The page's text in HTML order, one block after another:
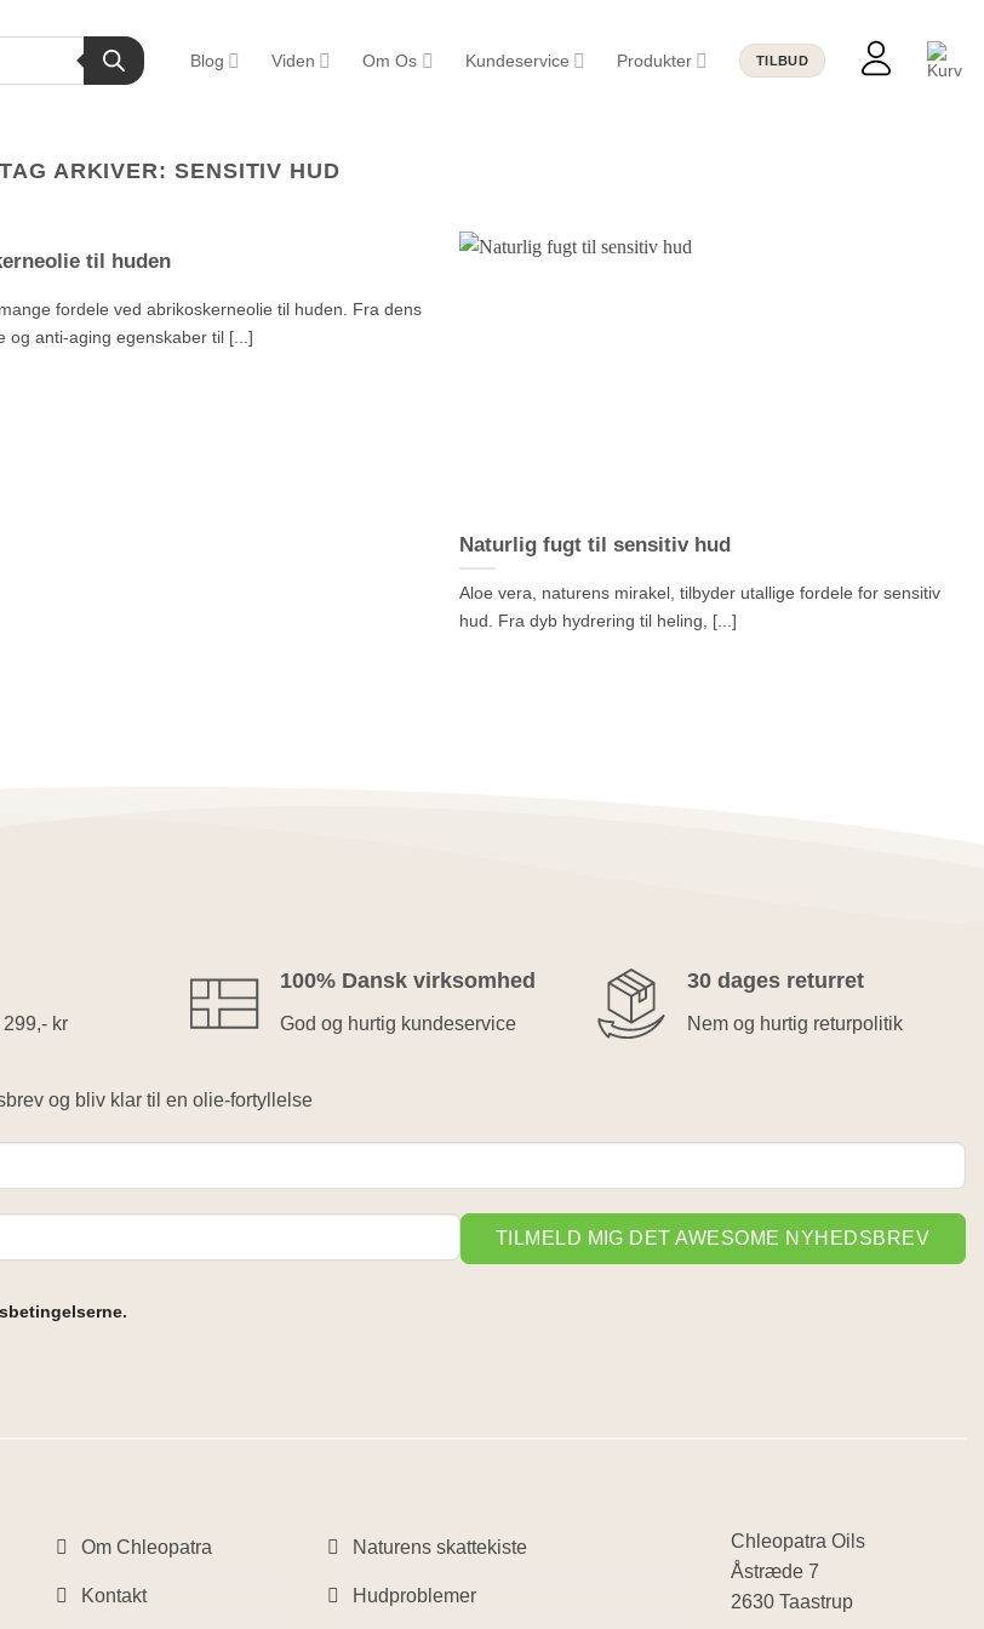
Blog Viden Om Os Kundeservice Produkter TILBUD
TAG ARKIVER: SENSITIV HUD
til huden
fordele ved abrikoskerneolie til huden. Fra dens
og anti-aging egenskaber til [...]
Naturlig fugt til sensitiv hud
Aloe vera, naturens mirakel, tilbyder utallige fordele for sensitiv
hud. Fra dyb hydrering til heling, [...]
kr
100% Dansk virksomhed
God og hurtig kundeservice
30 dages returret
Nem og hurtig returpolitik
og bliv klar til en olie-fortyllelse
TILMELD MIG DET AWESOME NYHEDSBREV
Om Chleopatra
Kontakt
Naturens skattekiste
Hudproblemer
Chleopatra Oils
Åstræde 7
2630 Taastrup